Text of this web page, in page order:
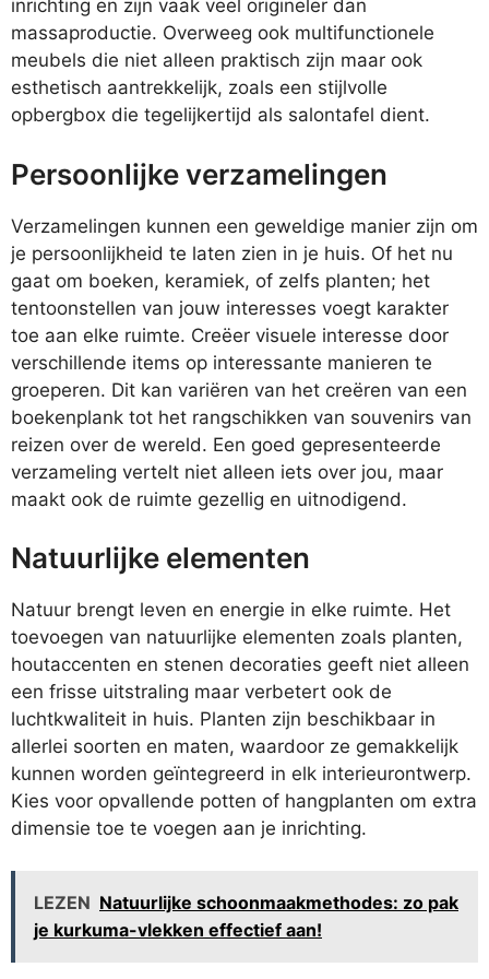
inrichting en zijn vaak veel origineler dan
massaproductie. Overweeg ook multifunctionele
meubels die niet alleen praktisch zijn maar ook
esthetisch aantrekkelijk, zoals een stijlvolle
opbergbox die tegelijkertijd als salontafel dient.
Persoonlijke verzamelingen
Verzamelingen kunnen een geweldige manier zijn om
je persoonlijkheid te laten zien in je huis. Of het nu
gaat om boeken, keramiek, of zelfs planten; het
tentoonstellen van jouw interesses voegt karakter
toe aan elke ruimte. Creëer visuele interesse door
verschillende items op interessante manieren te
groeperen. Dit kan variëren van het creëren van een
boekenplank tot het rangschikken van souvenirs van
reizen over de wereld. Een goed gepresenteerde
verzameling vertelt niet alleen iets over jou, maar
maakt ook de ruimte gezellig en uitnodigend.
Natuurlijke elementen
Natuur brengt leven en energie in elke ruimte. Het
toevoegen van natuurlijke elementen zoals planten,
houtaccenten en stenen decoraties geeft niet alleen
een frisse uitstraling maar verbetert ook de
luchtkwaliteit in huis. Planten zijn beschikbaar in
allerlei soorten en maten, waardoor ze gemakkelijk
kunnen worden geïntegreerd in elk interieurontwerp.
Kies voor opvallende potten of hangplanten om extra
dimensie toe te voegen aan je inrichting.
LEZEN Natuurlijke schoonmaakmethodes: zo pak
je kurkuma-vlekken effectief aan!